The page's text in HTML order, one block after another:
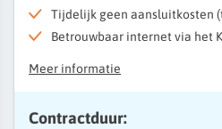
Tijdelijk geen aansluitkosten
Betrouwbaar internet via het
Meer informatie
Contractduur: